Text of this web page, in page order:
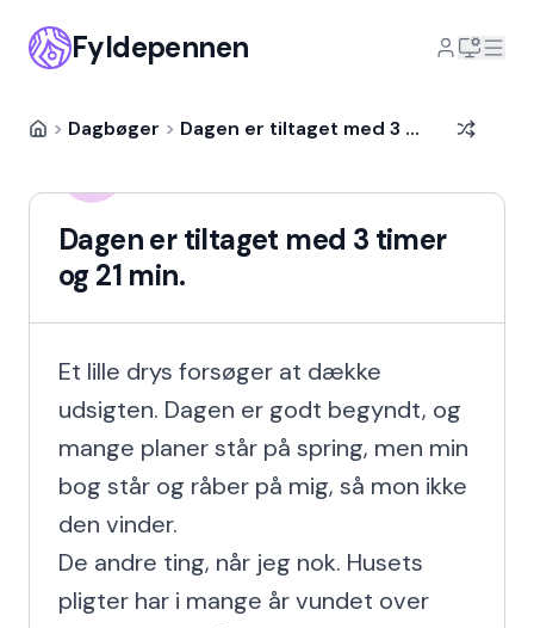
Fyldepennen
> Dagbøger > Dagen er tiltaget med 3 timer og 21 min.
Dagen er tiltaget med 3 timer
og 21 min.
Et lille drys forsøger at dække
udsigten. Dagen er godt begyndt, og
mange planer står på spring, men min
bog står og råber på mig, så mon ikke
den vinder.
De andre ting, når jeg nok. Husets
pligter har i mange år vundet over